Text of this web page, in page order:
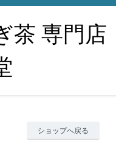
茶 専門店
ショップへ戻る